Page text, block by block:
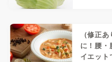
（修正
に！腰
イエット